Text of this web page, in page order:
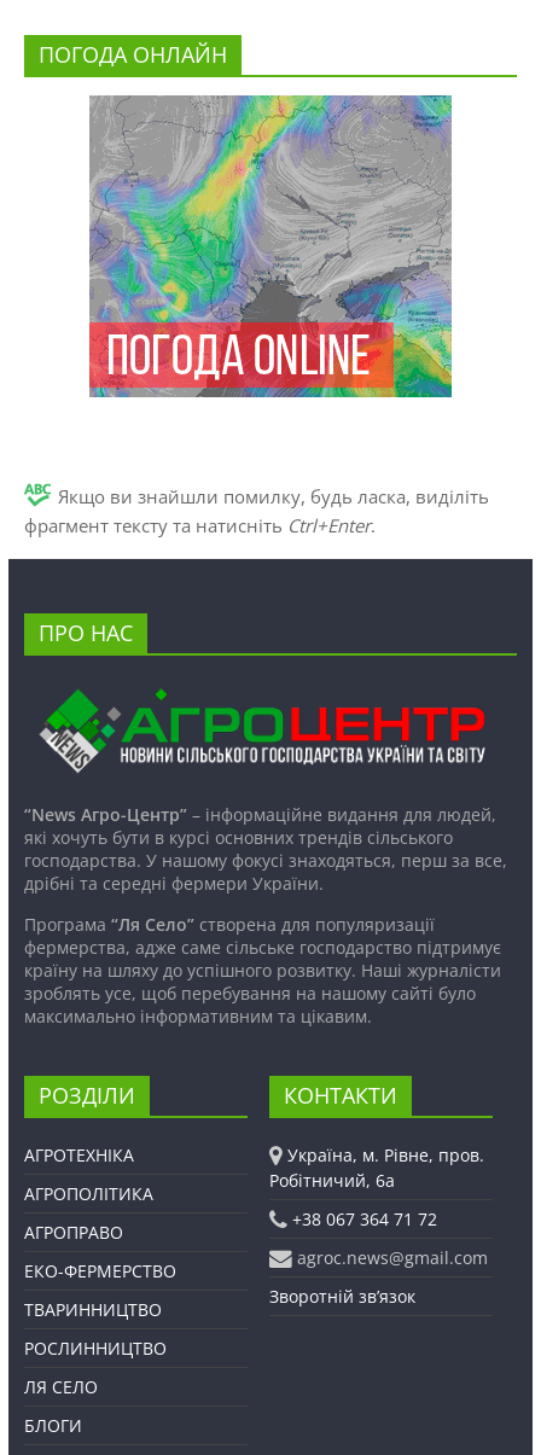
ПОГОДА ОНЛАЙН
Якщо ви знайшли помилку, будь ласка, виділіть
фрагмент тексту та натисніть Ctrl+Enter.
ПРО НАС
“News Агро-Центр”– інформаційне видання для людей,
які хочуть бути в курсі основних трендів сільського
господарства. У нашому фокусі знаходяться, перш за все,
дрібні та середні фермери України.
Програма “Ля Село”створена для популяризації
фермерства, адже саме сільське господарство підтримує
країну на шляху до успішного розвитку. Наші журналісти
зроблять усе, щоб перебування на нашому сайті було
максимально інформативним та цікавим.
РОЗДІЛИ
АГРОТЕХНІКА
АГРОПОЛІТИКА
АГРОПРАВО
ЕКО-ФЕРМЕРСТВО
ТВАРИННИЦТВО
РОСЛИННИЦТВО
ЛЯ СЕЛО
БЛОГИ
КОНТАКТИ
Україна, м. Рівне, пров.
Робітничий, 6а
+38 067 364 71 72
agroc.news@gmail.com
Зворотній зв’язок